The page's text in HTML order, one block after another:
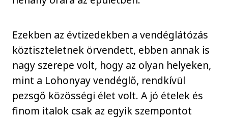
Ezekben az évtizedekben a vendéglátózás
köztiszteletnek örvendett, ebben annak is
nagy szerepe volt, hogy az olyan helyeken,
mint a Lohonyay vendéglő, rendkívül
pezsgő közösségi élet volt. A jó ételek és
finom italok csak az egyik szempontot